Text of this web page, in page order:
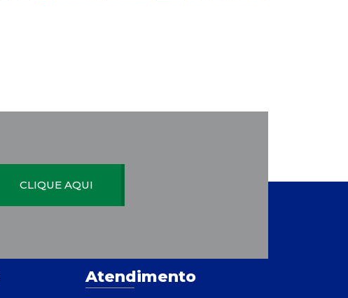
CLIQUE AQUI
Atendimento